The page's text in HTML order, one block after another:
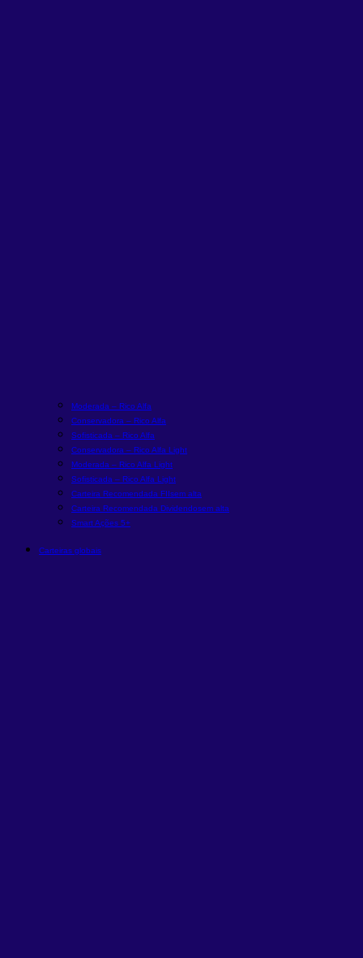
Moderada – Rico Alfa
Conservadora – Rico Alfa
Sofisticada – Rico Alfa
Conservadora – Rico Alfa Light
Moderada – Rico Alfa Light
Sofisticada – Rico Alfa Light
Carteira Recomendada FIIsem alta
Carteira Recomendada Dividendosem alta
Smart Ações 5+
Carteiras globais